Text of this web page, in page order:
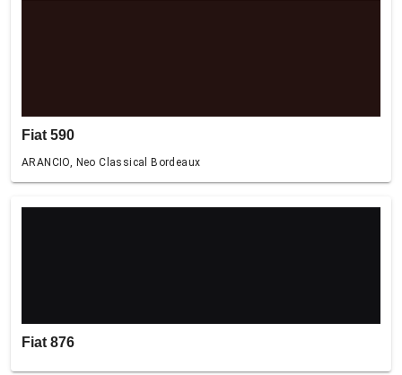
Fiat 590
ARANCIO, Neo Classical Bordeaux
Fiat 876